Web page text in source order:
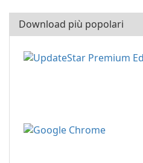
Download più popolari